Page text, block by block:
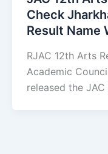
Check
Result Name
RJAC 12th Arts
Academic
released the